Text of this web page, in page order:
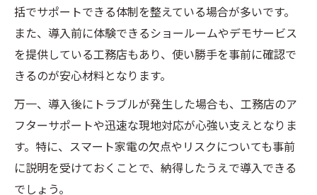
括でサポートできる体制を整えている場合が多いです。
また、導入前に体験できるショールームやデモサービス
を提供している工務店もあり、使い勝手を事前に確認で
きるのが安心材料となります。
万一、導入後にトラブルが発生した場合も、工務店のア
フターサポートや迅速な現地対応が心強い支えとなりま
す。特に、スマート家電の欠点やリスクについても事前
に説明を受けておくことで、納得したうえで導入できる
でしょう。